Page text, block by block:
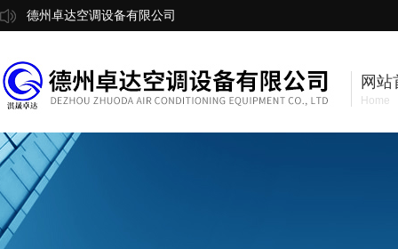
德州卓达空调设备有限公司
网站
Home